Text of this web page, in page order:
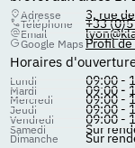
Adresse 3, rue
Téléphone +33
Email
Google Maps Profil de
Horaires
Lundi 09:00 -
Mardi 09:00 -
Mercredi 09:00 -
Jeudi 09:00 -
Vendredi 09:00 -
Samedi Sur
Dimanche Sur